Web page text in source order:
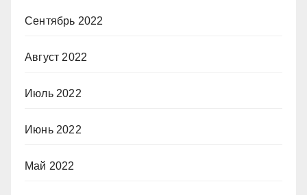
Сентябрь 2022
Август 2022
Июль 2022
Июнь 2022
Май 2022